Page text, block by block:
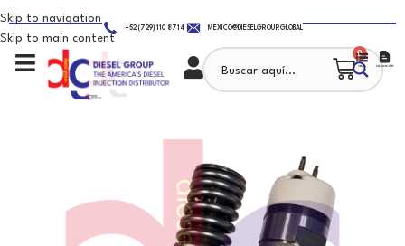
Skip to navigation
Skip to main content
+52 (729) 110 8714 MEXICO@DIESELGROUP.GLOBAL
0